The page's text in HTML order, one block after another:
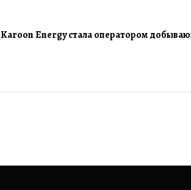
Karoon Energy стала оператором